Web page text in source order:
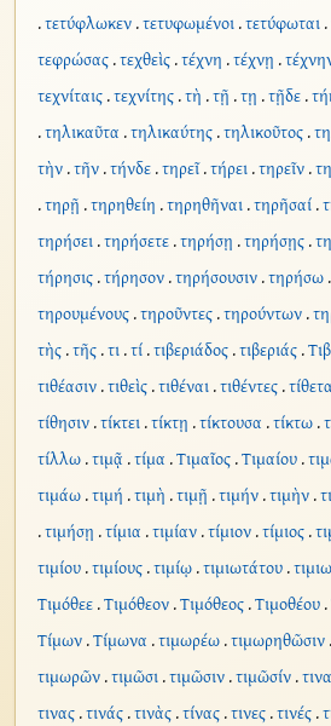
.τετύφλωκεν.τετυφωμένοι.τετύφωται.
τεφρώσας.τεχθεὶς.τέχνη .τέχνῃ .
τεχνίταις.τεχνίτης.τὴ .τῇ .τῃ .τῇδε.
.τηλικαῦτα .τηλικαύτης.τηλικοῦτος.
τὴν.τῆν.τήνδε.τηρεῖ.τήρει.τηρεῖν.
.τηρῇ .τηρηθείη .τηρηθῆναι.τηρῆσαί.
τηρήσει.τηρήσετε.τηρήσῃ .τηρήσῃς.
τήρησις.τήρησον.τηρήσουσιν.τηρήσω
τηρουμένους.τηροῦντες.τηρούντων.
τὴς.τῆς.τι.τί.τιβεριάδος.τιβεριάς.
τιθέασιν.τιθεὶς.τιθέναι.τιθέντες.
τίθησιν.τίκτει.τίκτῃ .τίκτουσα .τίκτω.
τίλλω.τιμᾷ .τίμα .Τιμαῖος.Τιμαίου.
τιμάω.τιμή .τιμὴ .τιμῇ .τιμήν.τιμὴν.
.τιμήσῃ .τίμια .τιμίαν.τίμιον.τίμιος.
τιμίου.τιμίους.τιμίῳ.τιμιωτάτου.
Τιμόθεε.Τιμόθεον.Τιμόθεος.Τιμοθέου.
Τίμων.Τίμωνα .τιμωρέω.τιμωρηθῶσιν
τιμωρῶν.τιμῶσι.τιμῶσιν.τιμῶσίν.τινα
τινας.τινάς.τινὰς.τίνας.τινες.τινές.